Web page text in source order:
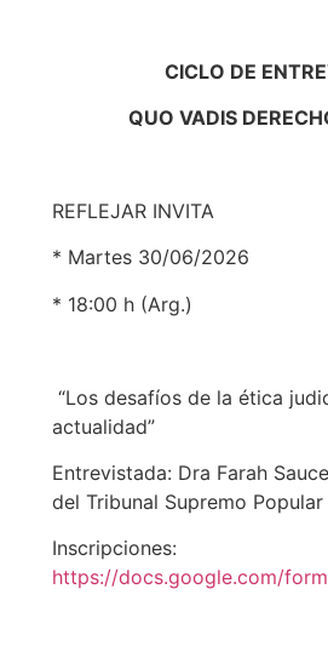
CICLO DE
QUO VADIS
REFLEJAR INVITA
* Martes 30/06/2026
* 18:00 h (Arg.)
“Los desafíos de la ética
actualidad”
Entrevistada: Dra Farah
del Tribunal Supremo
Inscripciones:
https://docs.google.com/